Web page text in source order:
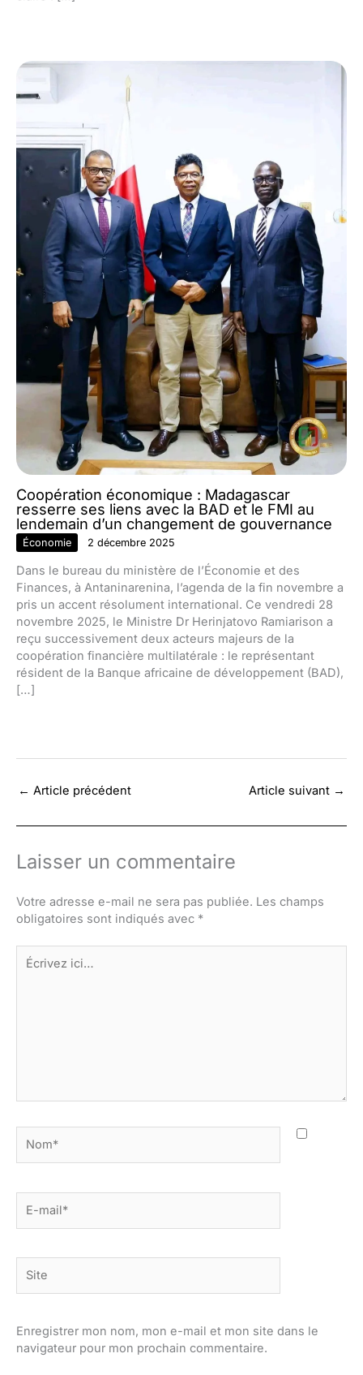
Coopération économique : Madagascar
resserre ses liens avec la BAD et le FMI au
lendemain d’un changement de gouvernance
Économie 2 décembre 2025
Dans le bureau du ministère de l’Économie et des
Finances, à Antaninarenina, l’agenda de la fin novembre a
pris un accent résolument international. Ce vendredi 28
novembre 2025, le Ministre Dr Herinjatovo Ramiarison a
reçu successivement deux acteurs majeurs de la
coopération financière multilatérale : le représentant
résident de la Banque africaine de développement (BAD),
[…]
← Article précédent Article suivant →
Laisser un commentaire
Votre adresse e-mail ne sera pas publiée. Les champs
obligatoires sont indiqués avec *
Écrivez
ici…
mail*
Enregistrer mon nom, mon e-mail et mon site dans le
navigateur pour mon prochain commentaire.